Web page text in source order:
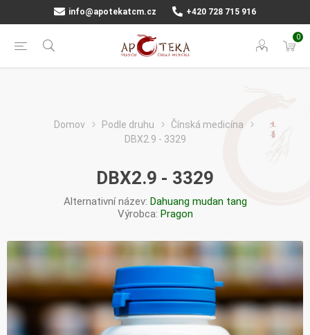
info@apotekatcm.cz +420 728 715 916
0
Domov Podle druhu
Čínská medicína
DBX2.9 - 3329
DBX2.9 - 3329
Alternativní název: Dahuang mudan tang
Výrobca: Pragon